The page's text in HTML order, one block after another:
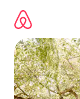
directement
contenu